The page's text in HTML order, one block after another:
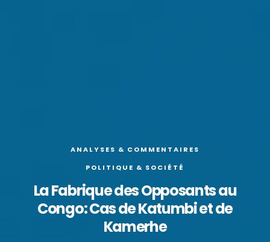
ANALYSES & COMMENTAIRES
POLITIQUE & SOCIÉTÉ
La Fabrique des Opposants au
Congo: Cas de Katumbi et de
Kamerhe